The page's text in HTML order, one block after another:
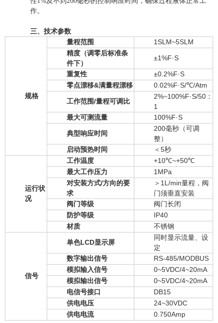
作。
三、技术参数
规格
量程范围
1SLM~5SLM
精度（调零后标准条
件下）
±1%F·S
重复性
±0.2%F·S
零点漂移&满量程漂移
0.02%F·S/℃/Atm
工作范围/量程可调比
2%~100%F·S/50：
1
最大可测流量
100%F·S
典型响应时间
200毫秒（可调
整）
启动预热时间
＜5秒
运行状
况
工作温度
+10℃~+50℃
最大工作压力
1MPa
对安装方式/方向的要
求
＞1L/min量程，阀
门须垂直安装
阀门等级
阀门长闭
防护等级
IP40
材质
不锈钢
信号
单色LCD显示屏
同时显示流量、设
定
数字输出信号
RS-485/MODBUS
模拟输入信号
0~5VDC/4~20mA
模拟输出信号
0~5VDC/4~20mA
电信号接口
DB15
供电电压
24~30VDC
供电电流
0.750Amp